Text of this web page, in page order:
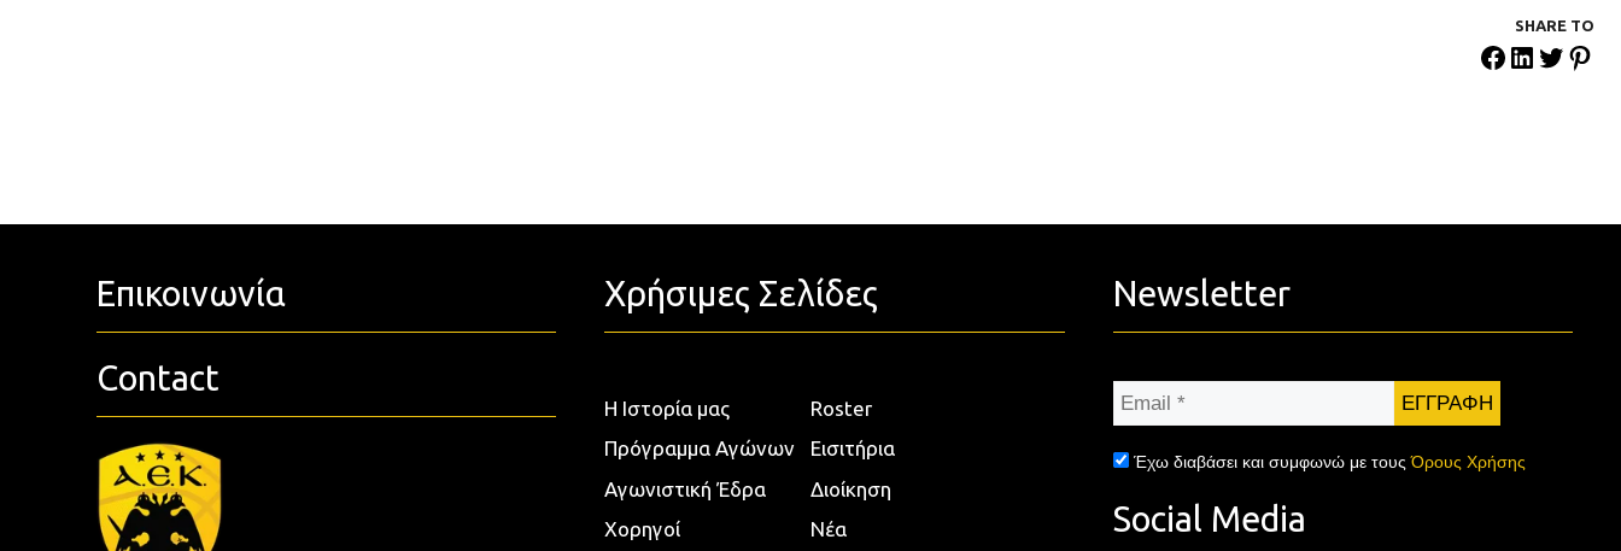
SHARE ΤΟ
Επικοινωνία
Contact
Χρήσιμες Σελίδες
Η Ιστορία μας
Roster
Πρόγραμμα Αγώνων
Εισιτήρια
Αγωνιστική Έδρα
Διοίκηση
Χορηγοί
Νέα
Newsletter
Email
Έχω διαβάσει και συμφωνώ με τουςΌρους Χρήσης
Social Media